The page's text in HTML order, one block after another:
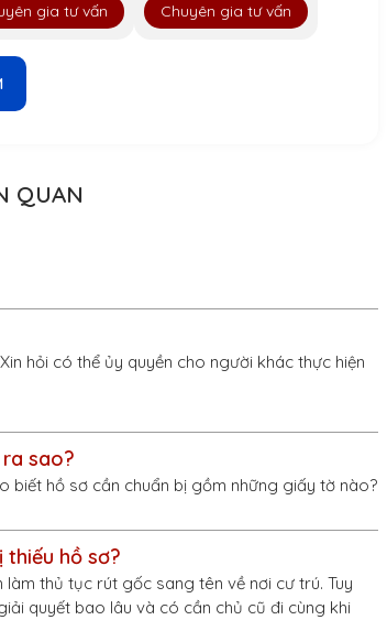
gia tư vấn Chuyên gia tư vấn
QUAN
hỏi có thể ủy quyền cho người khác thực hiện
sao?
biết hồ sơ cần chuẩn bị gồm những giấy tờ nào?
hồ sơ?
thủ tục rút gốc sang tên về nơi cư trú. Tuy
quyết bao lâu và có cần chủ cũ đi cùng khi